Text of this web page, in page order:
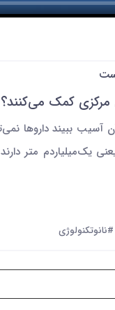
مرکزی کمک می‌کنند؟
ببیند داروها
یک‌میلیاردم متر
#نانوتکنولوژی